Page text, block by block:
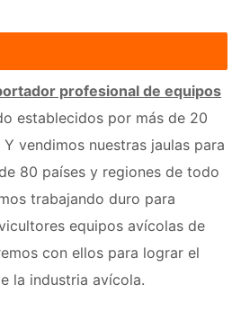
profesional de equipos
establecidos por más de 20
vendimos nuestras jaulas para
80 países y regiones de todo
trabajando duro para
equipos avícolas de
con ellos para lograr el
la industria avícola.